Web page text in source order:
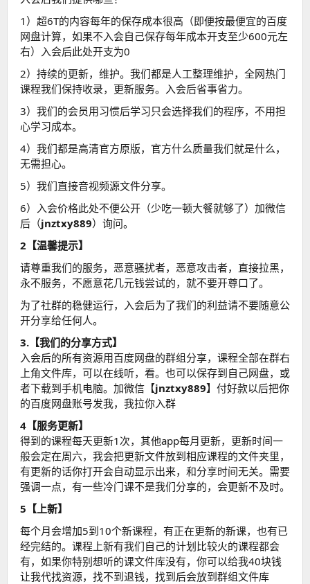
1）超6T的内容每年的保存成本很高（即便按最便宜的百度
网盘计算，如果不入会自己保存每年成本开支至少600元左
右）入会后此处开支为0
2）持续的更新，维护。我们都是人工整理维护，全网热门
课程我们保持收录，更新服务。入会后省事省力。
3）我们的会员用习惯后学习只会选择我们的程序，不用担
心学习成本。
4）我们都是高清官方原版，官方什么质量我们就是什么，
无需担心。
5）我们直接音视频源文件分享。
6）入会价格此处不便公开（少吃一顿大餐就够了）加微信
后（jnztxy889）询问。
2【温馨提示】
请尊重我们的服务，恶意骚扰者，恶意攻击者，直接拉黑，
永不服务，不愿意花几元钱尝试的，就不要开尊口了。
为了社群的稳健运行，入会后为了我们的利益请不要随意公
开分享给任何人。
3.【我们的分享方式】
入会后的所有资源用百度网盘的群组分享，课程全部在群右
上角文件库，可以在线听，看。也可以保存到自己网盘，或
者下载到手机电脑。加微信【jnztxy889】付好款以后把你
的百度网盘账号发我，我拉你入群
4【服务更新】
得到的课程每天更新1次，其他app每月更新，更新时间一
般会定在周六，我会把更新文件放到相应课程的文件夹里，
有更新的话你打开会自动显示出来，和分享时间无关。需要
强调一点，有一些冷门课不是我们分享的，会更新不及时。
5【上新】
每个月会增加5到10个新课程，有正在更新的新课，也有已
经完结的。课程上新有我们自己的计划比较火的课程都会
有，如果你特别想听的课文件库没有，你可以给我40块钱
让我代找资源，找不到退钱，找到后会放到群组文件库